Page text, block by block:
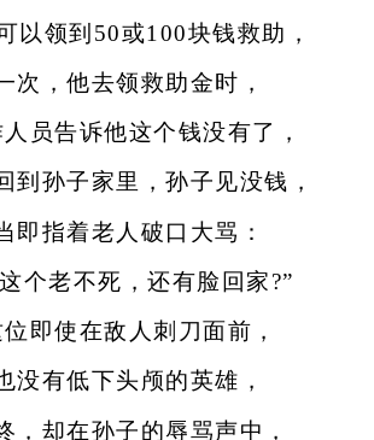
领到50或100块钱救助，
，他去领救助金时，
告诉他这个钱没有了，
孙子家里，孙子见没钱，
指着老人破口大骂：
老不死，还有脸回家?”
使在敌人刺刀面前，
有低下头颅的英雄，
却在孙子的辱骂声中，